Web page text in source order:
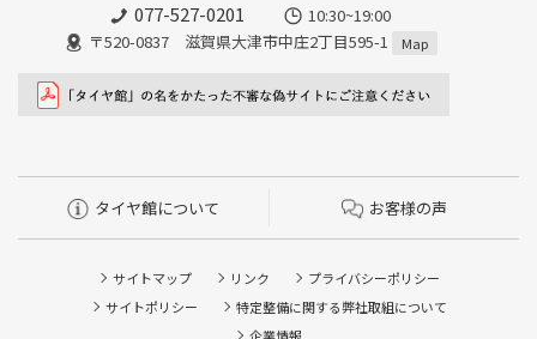
077-527-0201
10:30~19:00
〒520-0837 滋賀県大津市中庄2丁目595-1
Map
タイヤ館について お客様の声
サイトマップ リンク
プライバシーポリシー
サイトポリシー
特定整備に関する弊社取組について